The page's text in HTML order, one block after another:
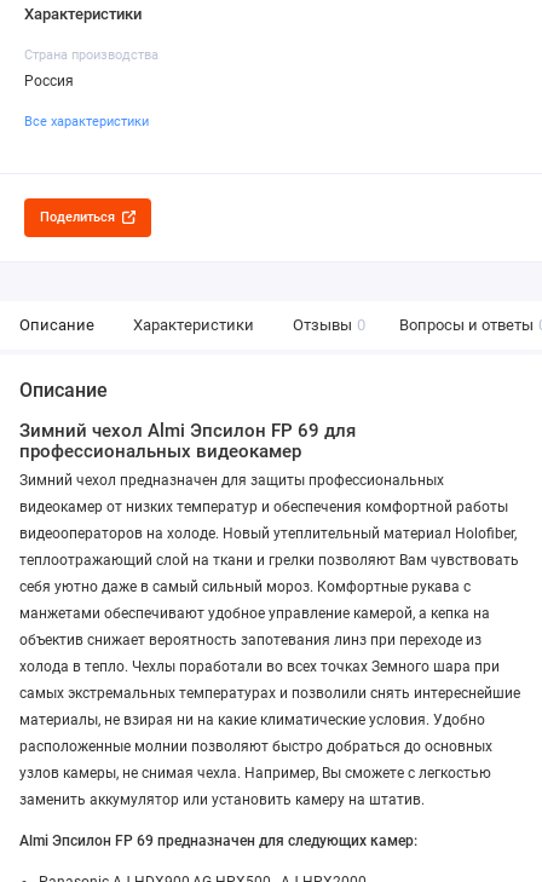
Характеристики
Страна производства
Россия
Все характеристики
Поделиться
Описание Характеристики Отзывы 0 Вопросы и ответы
Описание
Зимний чехол Almi Эпсилон FP 69 для
профессиональных видеокамер
Зимний чехол предназначен для защиты профессиональных
видеокамер от низких температур и обеспечения комфортной работы
видеооператоров на холоде. Новый утеплительный материал Holofiber,
теплоотражающий слой на ткани и грелки позволяют Вам чувствовать
себя уютно даже в самый сильный мороз. Комфортные рукава с
манжетами обеспечивают удобное управление камерой, а кепка на
объектив снижает вероятность запотевания линз при переходе из
холода в тепло. Чехлы поработали во всех точках Земного шара при
самых экстремальных температурах и позволили снять интереснейшие
материалы, не взирая ни на какие климатические условия. Удобно
расположенные молнии позволяют быстро добраться до основных
узлов камеры, не снимая чехла. Например, Вы сможете с легкостью
заменить аккумулятор или установить камеру на штатив.
Almi Эпсилон FP 69 предназначен для следующих камер: